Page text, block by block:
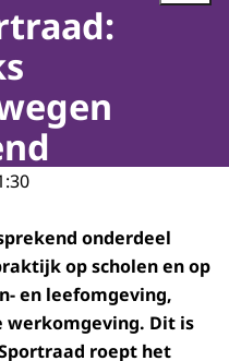
onderdeel
op scholen en op
en leefomgeving,
werkomgeving. Dit is
roept het